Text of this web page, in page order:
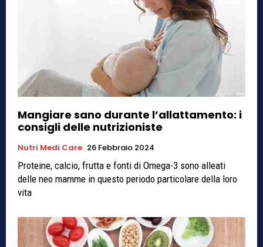
Mangiare sano durante l’allattamento: i
consigli delle nutrizioniste
Nutri Medi Care 26 Febbraio 2024
Proteine, calcio, frutta e fonti di Omega-3 sono alleati
delle neo mamme in questo periodo particolare della loro
vita